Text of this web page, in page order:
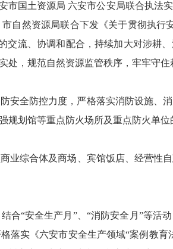
市国土资源局 六安市公安局联合执法
自然资源局联合下发《关于贯彻执行
流、协调和配合，持续加大对涉耕
，规范自然资源监管秩序，牢牢守住
全防控力度，严格落实消防设施、
划馆等重点防火场所及重点防火单位
综合体及商场、宾馆饭店、经营性
“安全生产月”、“消防安全月”等活
实《六安市安全生产领域“案例教